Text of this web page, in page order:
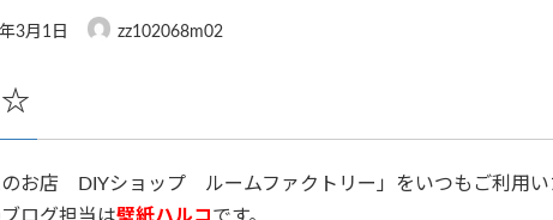
3月1日 zz102068m02
☆
のお店 DIYショップ ルームファクトリー」をいつもご利用い